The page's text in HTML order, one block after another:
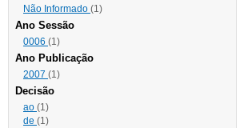
Não Informado (1)
Ano Sessão
0006 (1)
Ano Publicação
2007 (1)
Decisão
ao (1)
de (1)